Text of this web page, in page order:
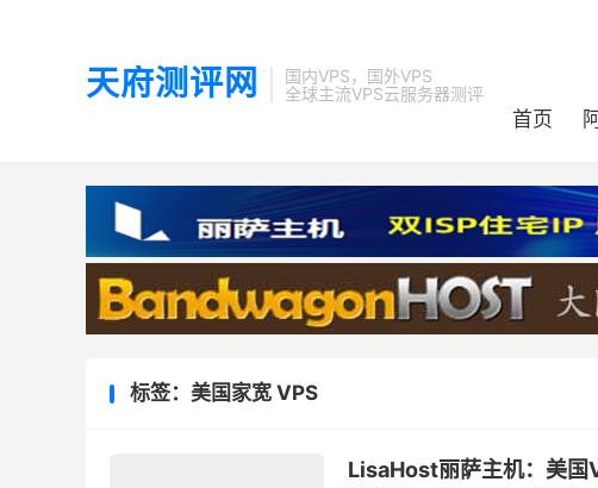
天府测评网
国内VPS，国外VPS
全球主流VPS云服务器测评
首页
标签：美国家宽 VPS
LisaHost丽萨主机：美国